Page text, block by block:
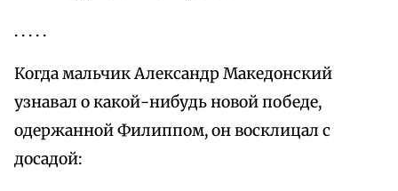
. . . . .
Когда мальчик Александр Македонский
узнавал о какой-нибудь новой победе,
одержанной Филиппом, он восклицал с
досадой: